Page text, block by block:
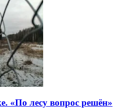
«По лесу вопрос решён»